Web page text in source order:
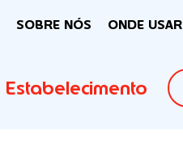
SOBRE NÓS ONDE USAR
Estabelecimento